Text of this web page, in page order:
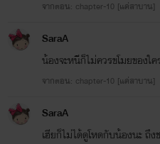
จากตอน: chapter-10 [แค่สาบาน]
SaraA
น้องจะหนีก็ไม่ควรขโมยของใค
จากตอน: chapter-10 [แค่สาบาน]
SaraA
เฮียก็ไม่ได้ดูโหดกับน้องนะ ถึ